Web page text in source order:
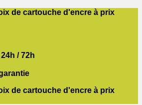
de cartouche d'encre à prix
/ 72h
de cartouche d'encre à prix